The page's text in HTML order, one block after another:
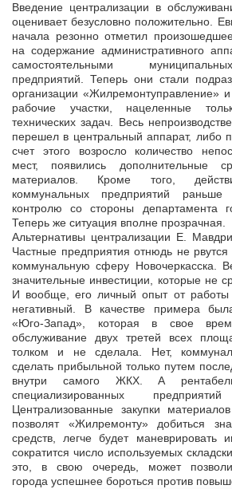
Введение централизации в
оценивает безусловно положительно.
начала резонно отметил
на содержание административного
самостоятельными
предприятий. Теперь они стали
организации «Жилремонтуправление»
рабочие участки, нацеленные
технических задач. Весь
перешел в центральный аппарат, либо
счет этого возросло количество
мест, появились дополнительные
материалов. Кроме того,
коммунальных предприятий раньше
контролю со стороны департамента
Теперь же ситуация вполне прозрачная.
Альтернативы централизации Е.
Частные предприятия отнюдь не
коммунальную сферу Новочеркасска.
значительные инвестиции, которые не
И вообще, его личный опыт от работы
негативный. В качестве примера
«Юго-Запад», которая в свое
обслуживание двух третей всех
толком и не сделала. Нет,
сделать прибыльной только путем
внутри самого ЖКХ. А
специализированных
Централизованные закупки
позволят «Жилремонту» добиться
средств, легче будет маневрировать
сократится число используемых
это, в свою очередь, может
города успешнее бороться против